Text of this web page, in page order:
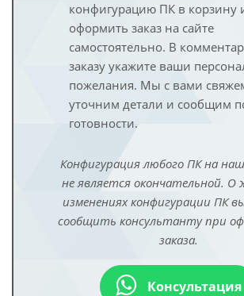
конфигурацию ПК в корзину
оформить заказ на сайте
самостоятельно. В
заказу укажите ваши
пожелания. Мы с вами
уточним детали и сообщим
готовности.
Конфигурация любого ПК на
не является окончательной. О
изменениях конфигурации ПК
сообщить консультанту при
заказа.
Консультация